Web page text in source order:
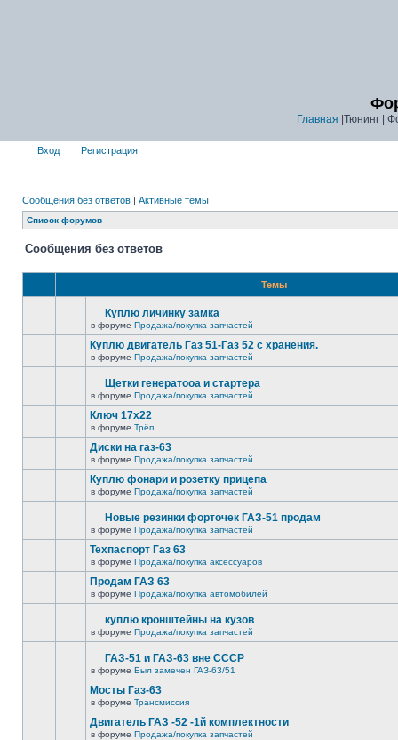
Главная |Тюнинг |
Вход Регистрация
Сообщения без ответов | Активные темы
Список форумов
Сообщения без ответов
Темы
Куплю личинку замка
в форуме Продажа/покупка запчастей
Куплю двигатель Газ 51-Газ 52 с хранения.
в форуме Продажа/покупка запчастей
Щетки генератооа и стартера
в форуме Продажа/покупка запчастей
Ключ 17х22
в форуме Трёп
Диски на газ-63
в форуме Продажа/покупка запчастей
Куплю фонари и розетку прицепа
в форуме Продажа/покупка запчастей
Новые резинки форточек ГАЗ-51 продам
в форуме Продажа/покупка запчастей
Техпаспорт Газ 63
в форуме Продажа/покупка аксессуаров
Продам ГАЗ 63
в форуме Продажа/покупка автомобилей
куплю кронштейны на кузов
в форуме Продажа/покупка запчастей
ГАЗ-51 и ГАЗ-63 вне СССР
в форуме Был замечен ГАЗ-63/51
Мосты Газ-63
в форуме Трансмиссия
Двигатель ГАЗ -52 -1й комплектности
в форуме Продажа/покупка запчастей